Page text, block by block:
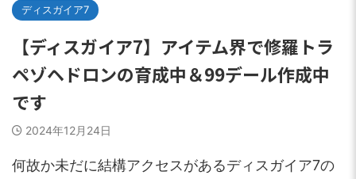
ディスガイア7
【ディスガイア7】アイテム界で修羅トラ
ペゾヘドロンの育成中＆99デール作成中
です
2024年12月24日
何故か未だに結構アクセスがあるディスガイア7の